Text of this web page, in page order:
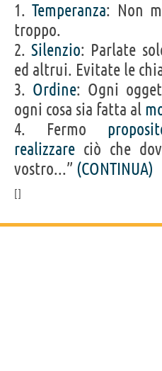
1.Temperanza: Non
troppo.
2.Silenzio: Parlate
ed altrui. Evitate le
3. Ordine: Ogni
ogni cosa sia fatta al
4. Fermo
realizzare ciò che
vostro...” (CONTINUA)